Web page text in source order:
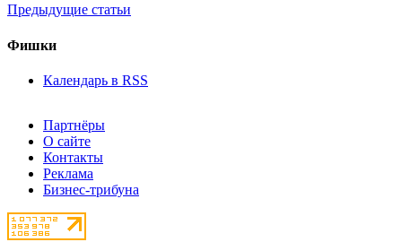
Предыдущие статьи
Фишки
Календарь в RSS
Партнёры
О сайте
Контакты
Реклама
Бизнес-трибуна